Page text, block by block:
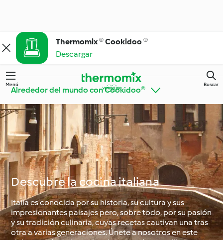
Thermomix ® Cookidoo ®
Descargar
Menú Buscar
Alrededor del mundo con Cookidoo®
Descubre Cookidoo®
Thermomix® Trucos y
consejos
Ingrediente destacado Cocina del día a día
Tendencias y dietas
especiales
Ocasiones especiales
Descubre la cocina italiana
Italia es conocida por su historia, su cultura y sus
impresionantes paisajes pero, sobre todo, por su pasión
y su tradición culinaria, cuyas recetas cautivan una tras
otra a varias generaciones. Únete a nosotros en este